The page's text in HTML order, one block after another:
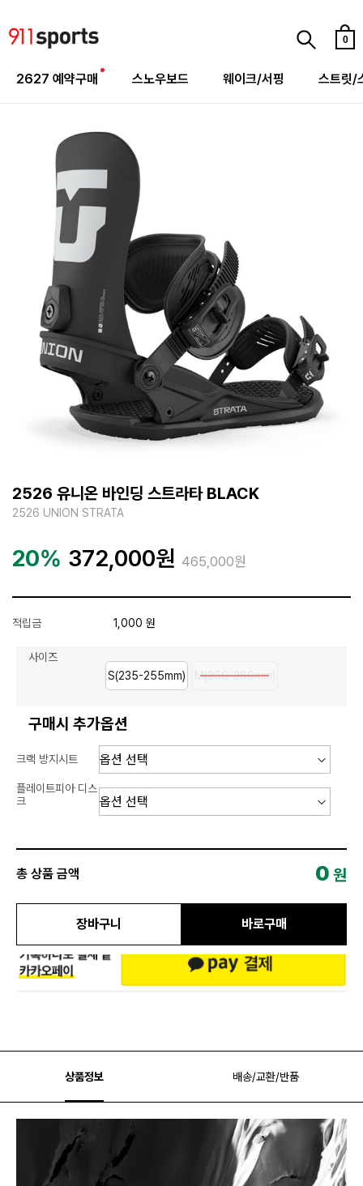
0
2627 예약구매 스노우보드 웨이크/서핑 스트릿/
2526 유니온 바인딩 스트라타 BLACK
2526 UNION STRATA
20% 372,000원 465,000원
적립금 1,000 원
사이즈
S(235-255mm)
M(260-280mm)
구매시 추가옵션
크랙 방지시트
플레이트피아 디스
크
총 상품 금액 0 원
장바구니 바로구매
상품정보 배송/교환/반품